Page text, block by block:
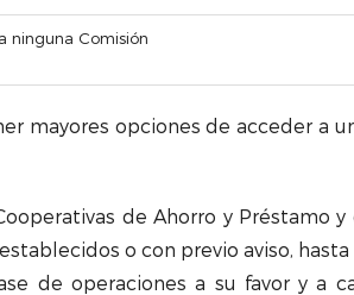
ninguna Comisión
mayores opciones de acceder a
de Ahorro y Préstamo
o con previo aviso,
de operaciones a su favor y a